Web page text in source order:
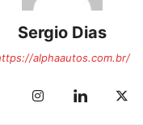
Sergio Dias
alphaautos.com.br/